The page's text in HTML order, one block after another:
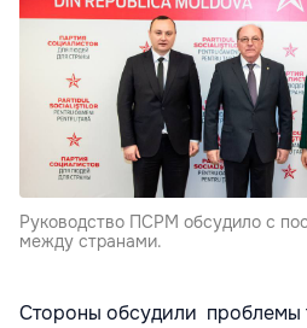
Руководство ПСРМ обсудило с
между странами.
Стороны обсудили проблемы